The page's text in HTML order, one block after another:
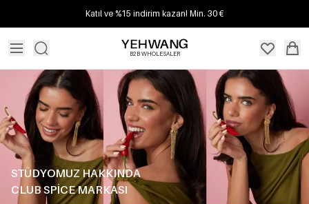
Katıl ve %15 indirim kazan! Min. 30 €
B2B WHOLESALER
STÜDYOMUZ HAKKINDA
CLUB SPICE MARKASI